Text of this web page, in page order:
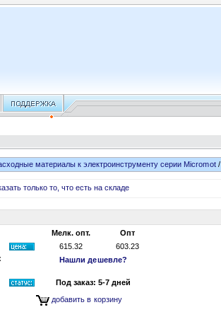
материалы к электроинструменту серии Micromot/
только то, что есть на складе
Мелк. опт.
Опт
615.32
603.23
Нашли дешевле?
Под заказ: 5-7 дней
добавить в корзину